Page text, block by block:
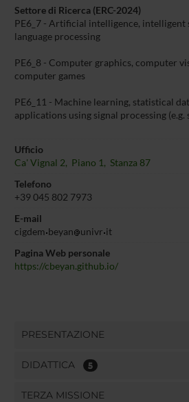
Settore di Ricerca (ERC-2024)
PE6_7 - Artificial intelligence, intelligent
language processing
PE6_8 - Computer graphics, computer
computer games
PE6_11 - Machine learning, statistical
applications using signal processing (e.g.
Ufficio
Ca' Vignal 2, Piano 1, Stanza 87
Telefono
+39 045 802 7973
E-mail
cigdem beyan univr it
Pagina Web personale
https://cbeyan.github.io/
PRESENTAZIONE
DIDATTICA 5
TERZA MISSIONE